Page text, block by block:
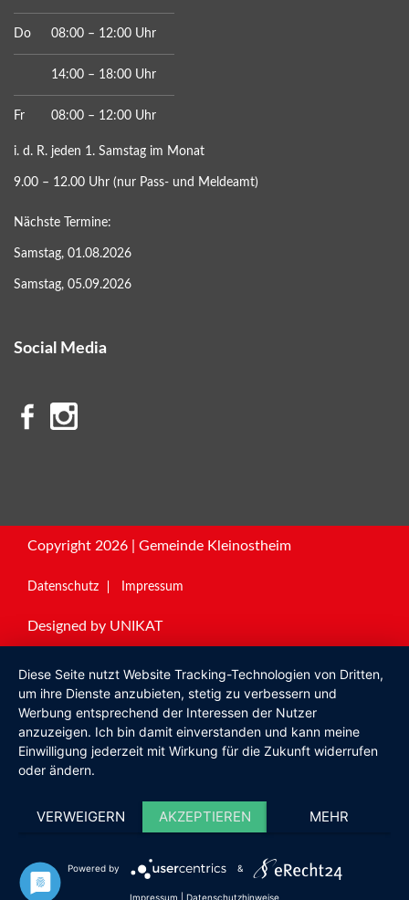
Do 08:00 – 12:00 Uhr
14:00 – 18:00 Uhr
Fr 08:00 – 12:00 Uhr
i. d. R. jeden 1. Samstag im Monat
9.00 – 12.00 Uhr (nur Pass- und Meldeamt)
Nächste Termine:
Samstag, 01.08.2026
Samstag, 05.09.2026
Social Media
Copyright 2026 | Gemeinde Kleinostheim
Datenschutz Impressum
Designed by UNIKAT
Diese Seite nutzt Website Tracking-Technologien von Dritten,
um ihre Dienste anzubieten, stetig zu verbessern und
Werbung entsprechend der Interessen der Nutzer
anzuzeigen. Ich bin damit einverstanden und kann meine
Einwilligung jederzeit mit Wirkung für die Zukunft widerrufen
oder ändern.
VERWEIGERN AKZEPTIEREN MEHR
Powered by &
Impressum Datenschutzhinweise